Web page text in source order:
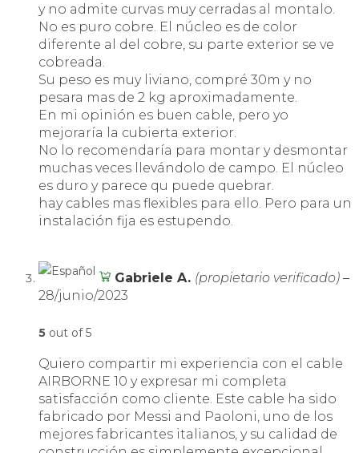
y no admite curvas muy cerradas al montalo.
No es puro cobre. El núcleo es de color
diferente al del cobre, su parte exterior se ve
cobreada.
Su peso es muy liviano, compré 30m y no
pesara mas de 2 kg aproximadamente.
En mi opinión es buen cable, pero yo
mejoraría la cubierta exterior.
No lo recomendaría para montar y desmontar
muchas veces llevándolo de campo. El núcleo
es duro y parece qu puede quebrar.
hay cables mas flexibles para ello. Pero para un
instalación fija es estupendo.
Gabriele A. (propietario verificado) –
28/junio/2023
5 out of 5
Quiero compartir mi experiencia con el cable
AIRBORNE 10 y expresar mi completa
satisfacción como cliente. Este cable ha sido
fabricado por Messi and Paoloni, uno de los
mejores fabricantes italianos, y su calidad de